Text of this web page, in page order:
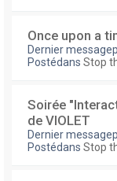
Once upon a
Dernier
Postédans Stop
Soirée
de VIOLET
Dernier
Postédans Stop